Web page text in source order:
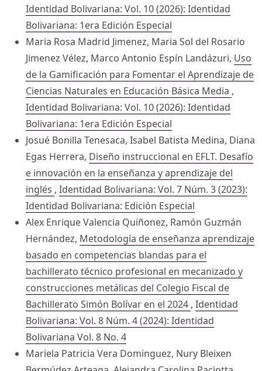
Identidad Bolivariana: Vol. 10 (2026): Identidad
Bolivariana: 1era Edición Especial
Maria Rosa Madrid Jimenez, Maria Sol del Rosario
Jimenez Vélez, Marco Antonio Espín Landázuri, Uso
de la Gamificación para Fomentar el Aprendizaje de
Ciencias Naturales en Educación Básica Media ,
Identidad Bolivariana: Vol. 10 (2026): Identidad
Bolivariana: 1era Edición Especial
Josué Bonilla Tenesaca, Isabel Batista Medina, Diana
Egas Herrera, Diseño instruccional en EFLT. Desafío
e innovación en la enseñanza y aprendizaje del
inglés , Identidad Bolivariana: Vol. 7 Núm. 3 (2023):
Identidad Bolivariana: Edición Especial
Alex Enrique Valencia Quiñonez, Ramón Guzmán
Hernández, Metodología de enseñanza aprendizaje
basado en competencias blandas para el
bachillerato técnico profesional en mecanizado y
construcciones metálicas del Colegio Fiscal de
Bachillerato Simón Bolívar en el 2024 , Identidad
Bolivariana: Vol. 8 Núm. 4 (2024): Identidad
Bolivariana Vol. 8 No. 4
Mariela Patricia Vera Dominguez, Nury Bleixen